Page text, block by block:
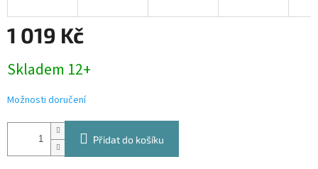
1 019 Kč
cena:
Skladem 12+
Možnosti doručení
Přidat do košíku